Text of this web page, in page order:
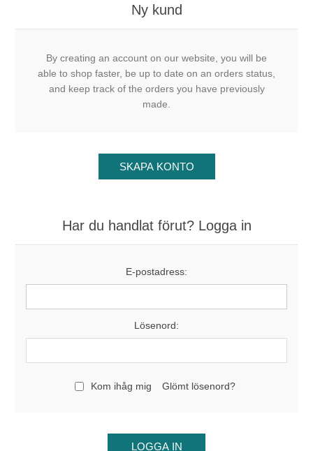
Ny kund
By creating an account on our website, you will be
able to shop faster, be up to date on an orders status,
and keep track of the orders you have previously
made.
Har du handlat förut? Logga in
E-postadress:
Lösenord:
Kom ihåg mig Glömt lösenord?